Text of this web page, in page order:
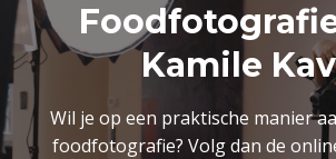
Kamile
Wil je op een praktische manier
foodfotografie? Volg dan de